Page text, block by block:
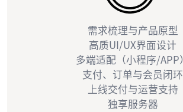
需求梳理与产品原型
高质UI/UX界面设计
多端适配（小程序/APP）
支付、订单与会员闭环
上线交付与运营支持
独享服务器